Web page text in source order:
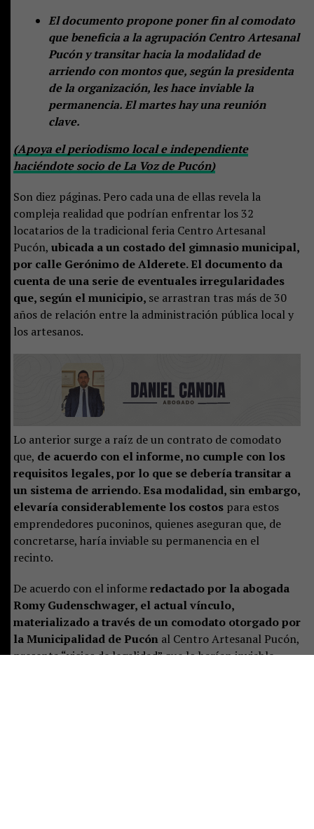
El documento propone poner fin al comodato
que beneficia a la agrupación Centro Artesanal
Pucón y transitar hacia la modalidad de
arriendo con montos que, según la presidenta
de la organización, les hace inviable la
permanencia. El martes hay una reunión
clave.
(Apoya el periodismo local e independiente
haciéndote socio de La Voz de Pucón)
Son diez páginas. Pero cada una de ellas revela la
compleja realidad que podrían enfrentar los 32
locatarios de la tradicional feria Centro Artesanal
Pucón, ubicada a un costado del gimnasio municipal,
por calle Gerónimo de Alderete. El documento da
cuenta de una serie de eventuales irregularidades
que, según el municipio, se arrastran tras más de 30
años de relación entre la administración pública local y
los artesanos.
Lo anterior surge a raíz de un contrato de comodato
que, de acuerdo con el informe, no cumple con los
requisitos legales, por lo que se debería transitar a
un sistema de arriendo. Esa modalidad, sin embargo,
elevaría considerablemente los costospara estos
emprendedores puconinos, quienes aseguran que, de
concretarse, haría inviable su permanencia en el
recinto.
De acuerdo con el informeredactado por la abogada
Romy Gudenschwager, el actual vínculo,
materializado a través de un comodato otorgado por
la Municipalidad de Pucónal Centro Artesanal Pucón,
presenta “vicios de legalidad” que lo harían inviable.